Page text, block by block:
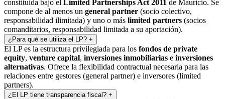
constituida bajo el Limited Partnerships Act 2011 de Mauricio. Se
compone de al menos un general partner (socio colectivo,
responsabilidad ilimitada) y uno o más limited partners (socios
comanditarios, responsabilidad limitada a su aportación).
¿Para qué se utiliza el LP? +
El LP es la estructura privilegiada para los fondos de private
equity, venture capital, inversiones inmobiliarias e inversiones
alternativas. Ofrece la flexibilidad contractual necesaria para las
relaciones entre gestores (general partner) e inversores (limited
partners).
¿El LP tiene transparencia fiscal? +